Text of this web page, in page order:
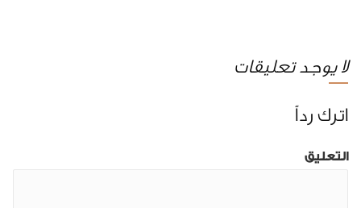
لا يوجد تعليقات
اترك رداً
التعليق